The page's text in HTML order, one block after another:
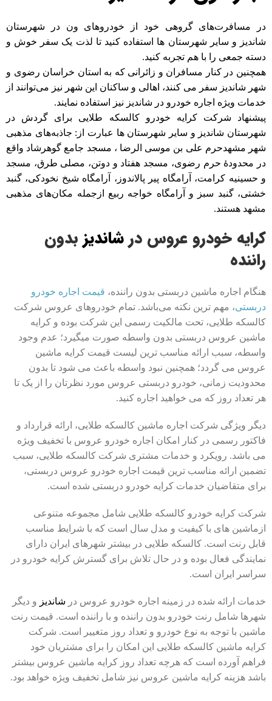
در مسافرت‌های گروهی خود از خودروهای ون در شهرستان
شاندیز و سایر شهرستان ها استفاده کنید تا لذت یک سفر خوش و
دسته جمعی را با هم تجربه کنید.
همچنین در کنار مسافران و زائرانی که به استان خراسان رضوی و
شهر شاندیز سفر می کنند، اهالی و ساکنان این شهر نیز می‌توانند از
خدمات ویژه اجاره خودرو در شاندیز نیز استفاده نمایند.
پیشنهاد شرکت کرایه خودرو کالسکه طلایی برای گردش در
شهرستان شاندیز و سایر شهرستان ها عبارت از: جاذبه‌های مذهبی
شهر مشهدحرم علی بن موسی الرضا ، مسجد جامع گوهرشاد واقع
در محدودهٔ حرم رضوی، مسجد هفتاد و دوتن، مصلی طرق، مسجد
و حسینیه کرامت، آرامگاه پیر پالاندوز، آرامگاه شیخ نخودکی، گنبد
خشتی، گنبد سبز و آرامگاه خواجه ربیع ازجمله مکان‌های مذهبی
مشهد هستند.
کرایه خودرو عروس درشاندیزبدون
راننده
هنگام اجاره ماشین دربستی بدون راننده، قیمت اجاره خودرو
دربستی، مهم ترین نکته می‌باشد. تمام خودروهای عروس شرکت
کالسکه طلایی، تحت مالکیت رسمی این شرکت بوده و کرایه
ماشین عروس دربستی بدون واسطه صورت میگیرد؛ عدم وجود
واسطه، سبب ارائه مناسب ترین لیست قیمت کرایه ماشین
عروس می گردد؛ همچنین نبود واسطه باعث می شود تا بدون
محدودیت زمانی، خودرو دربستی عروس مورد نظرتان را از یک تا
هر تعداد روز که می خواهید اجاره کنید.
دیگر ویژگی شرکت اجاره ماشین کالسکه طلایی، ارائه قرارداد و
فاکتور رسمی در کنار امکان اجاره خودرو عروس با تخفیف ویژه
می باشد. رویکرد و خدمات مشتری شرکت کالسکه طلایی، سبب
تضمین ارائه مناسب ترین قیمت اجاره خودرو عروس دربستی،
برای متقاضیان خدمات کرایه خودرو دربستی شده است.
شرکت کرایه خودرو کالسکه طلایی شامل مجموعه متنوعی
ازماشین های با کیفیت و مدل سال است که با شرایط مناسب
قابل رنت است. کالسکه طلایی در بیشتر شهرهای ایران دارای
نمایندگی فعال بوده و در حال تلاش برای گسترش کرایه خودرو در
سراسر ایران است.
خدمات ارائه شده در زمینه اجاره خودرو عروس در شاندیز و دیگر
شهرها شامل رنت خودرو بدون راننده و با راننده است. قیمت رنت
ماشین با توجه به نوع خودرو و تعداد روز متغییر است. شرکت
کرایه ماشین کالسکه طلایی این امکان را برای مشتریان خود
فراهم آورده است که هرچه تعداد روز کرایه ماشین عروس بیشتر
باشد هزینه کرایه ماشین عروس نیز شامل تخفیف ویژه خواهد بود.